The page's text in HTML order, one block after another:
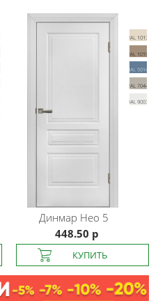
Динмар Нео 5
448.50 р